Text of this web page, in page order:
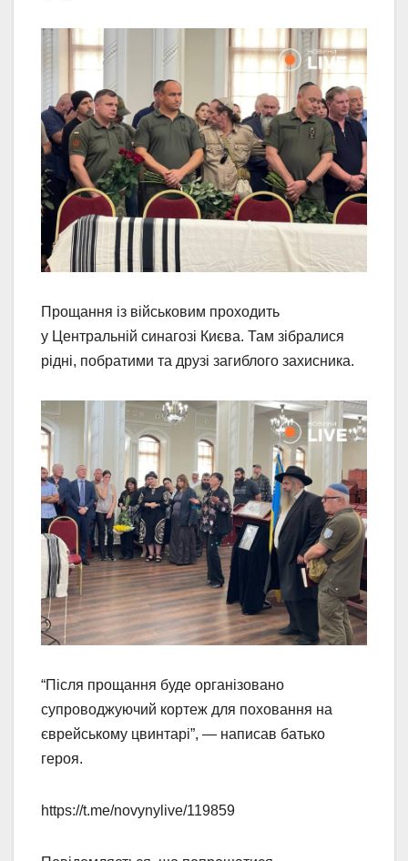
Прощання із військовим проходить
у Центральній синагозі Києва. Там зібралися
рідні, побратими та друзі загиблого захисника.
“Після прощання буде організовано
супроводжуючий кортеж для поховання на
єврейському цвинтарі”, — написав батько
героя.
https://t.me/novynylive/119859